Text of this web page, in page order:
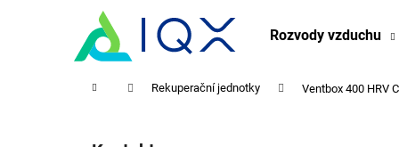
Rozvody vzduchu
Domů Rekuperační jednotky Ventbox 400 HRV
Zpět
Zpět